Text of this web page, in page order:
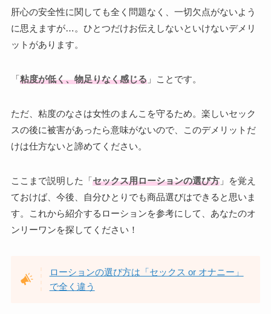
肝心の安全性に関しても全く問題なく、一切欠点がないよう
に思えますが…。ひとつだけお伝えしないといけないデメリ
ットがあります。
「粘度が低く、物足りなく感じる」ことです。
ただ、粘度のなさは女性のまんこを守るため。楽しいセック
スの後に被害があったら意味がないので、このデメリットだ
けは仕方ないと諦めてください。
ここまで説明した「セックス用ローションの選び方」を覚え
ておけば、今後、自分ひとりでも商品選びはできると思いま
す。これから紹介するローションを参考にして、あなたのオ
ンリーワンを探してください！
ローションの選び方は「セックス or オナニー」
で全く違う